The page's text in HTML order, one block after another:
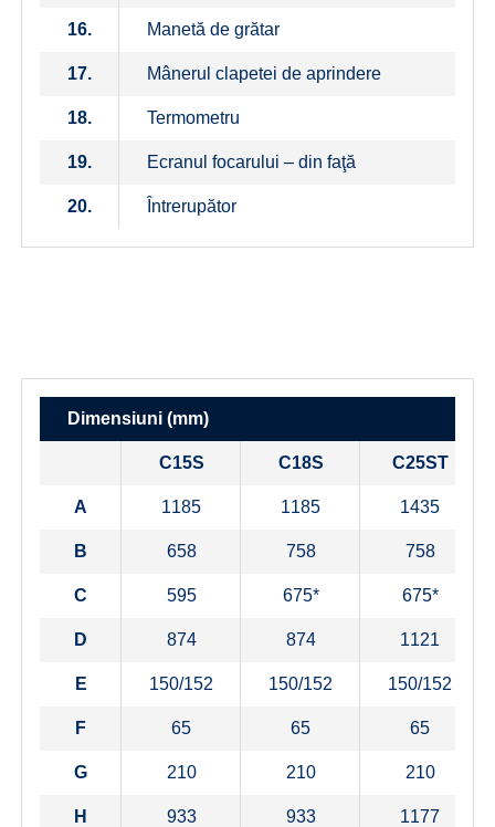
16. Manetă de grătar
17. Mânerul clapetei de aprindere
18. Termometru
19. Ecranul focarului – din faţă
20. Întrerupător
Dimensiuni (mm)
C15S C18S C25ST
A 1185 1185 1435
B 658 758 758
C 595 675* 675*
D 874 874 1121
E 150/152 150/152 150/152
F 65 65 65
G 210 210 210
H 933 933 1177